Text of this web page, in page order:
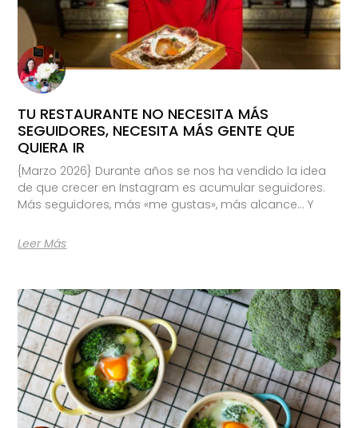
TU RESTAURANTE NO NECESITA MÁS
SEGUIDORES, NECESITA MÁS GENTE QUE
QUIERA IR
{Marzo 2026} Durante años se nos ha vendido la idea
de que crecer en Instagram es acumular seguidores.
Más seguidores, más «me gustas», más alcance… Y
Leer Más